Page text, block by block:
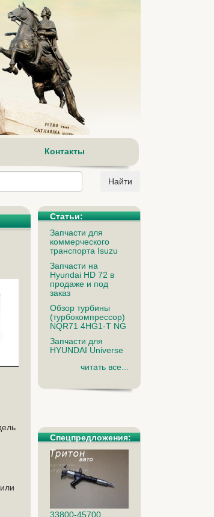
Контакты
Статьи:
Запчасти для
коммерческого
транспорта Isuzu
Запчасти на
Hyundai HD 72 в
продаже и под
заказ
Обзор турбины
(турбокомпрессор)
NQR71 4HG1-T NG
Запчасти для
HYUNDAI Universe
читать все...
Спецпредложения:
33800-45700